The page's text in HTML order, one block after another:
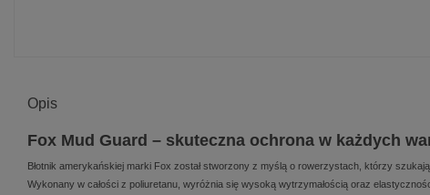
Opis
Fox Mud Guard – skuteczna ochrona w każdych
Błotnik amerykańskiej marki Fox został stworzony z myślą o rowerzystach, którzy
Wykonany w całości z poliuretanu, wyróżnia się wysoką wytrzymałością oraz